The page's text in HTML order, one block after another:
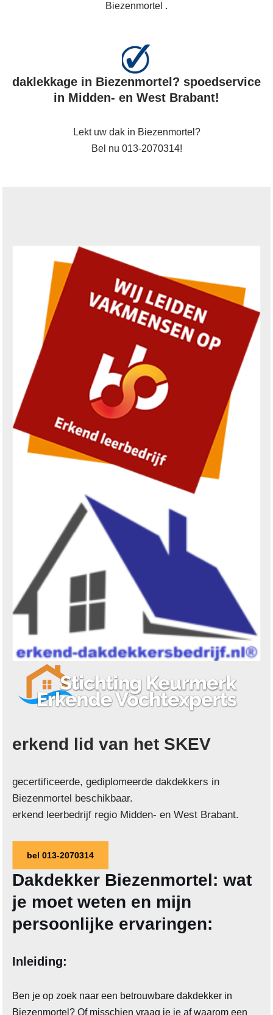
Biezenmortel .
daklekkage in Biezenmortel? spoedservice
in Midden- en West Brabant!
Lekt uw dak in Biezenmortel?
Bel nu 013-2070314!
erkend lid van het SKEV
gecertificeerde, gediplomeerde dakdekkers in
Biezenmortel beschikbaar.
erkend leerbedrijf regio Midden- en West Brabant.
bel 013-2070314
Dakdekker Biezenmortel: wat
je moet weten en mijn
persoonlijke ervaringen:
Inleiding:
Ben je op zoek naar een betrouwbare dakdekker in
Biezenmortel? Of misschien vraag je je af waarom een